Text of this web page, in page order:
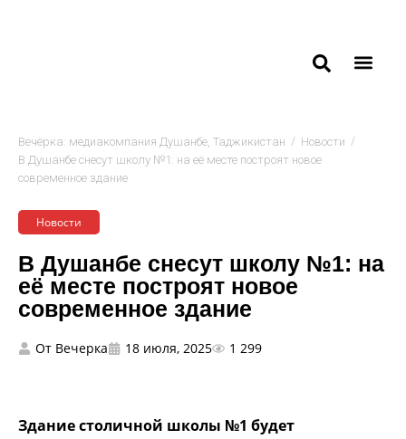
Вечёрка: медиакомпания Душанбе, Таджикистан / Новости /
В Душанбе снесут школу №1: на её месте построят новое
современное здание
Новости
В Душанбе снесут школу №1: на
её месте построят новое
современное здание
От Вечерка 18 июля, 2025 1 299
Здание столичной школы №1 будет